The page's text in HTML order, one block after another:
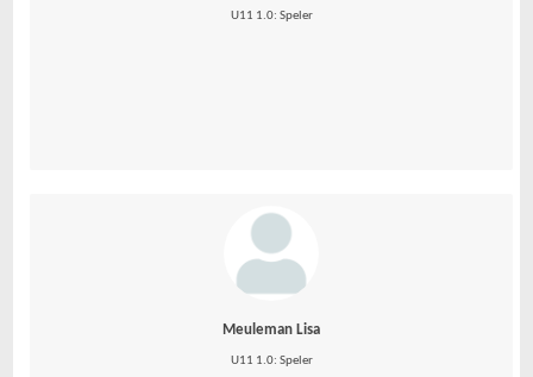
U11 1.0: Speler
Meuleman Lisa
U11 1.0: Speler